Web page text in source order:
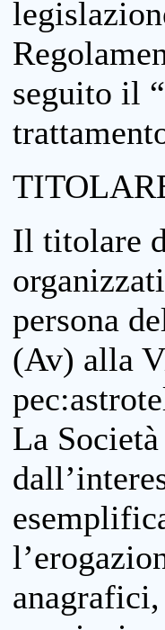
seguito il
Il titolare
persona
(Av) alla
La